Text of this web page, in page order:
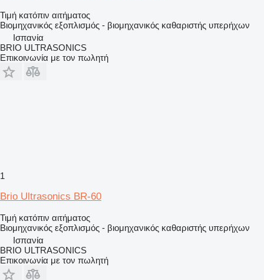
Τιμή κατόπιν αιτήματος
Βιομηχανικός εξοπλισμός - βιομηχανικός καθαριστής υπερήχων
Ισπανία
BRIO ULTRASONICS
Επικοινωνία με τον πωλητή
1
Brio Ultrasonics BR-60
Τιμή κατόπιν αιτήματος
Βιομηχανικός εξοπλισμός - βιομηχανικός καθαριστής υπερήχων
Ισπανία
BRIO ULTRASONICS
Επικοινωνία με τον πωλητή